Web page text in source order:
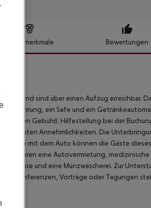
Hotelmerkmale Bewertungen
und sind über einen Aufzug erreichbar.
ein Safe und ein
(gegen Gebühr). Hilfestellung bei der
Annehmlichkeiten. Die
mit dem Auto können die Gäste
gehören eine Autovermietung, medizinische
und eine Münzwäscherei. Zur
Konferenzen, Vorträge oder Tagungen